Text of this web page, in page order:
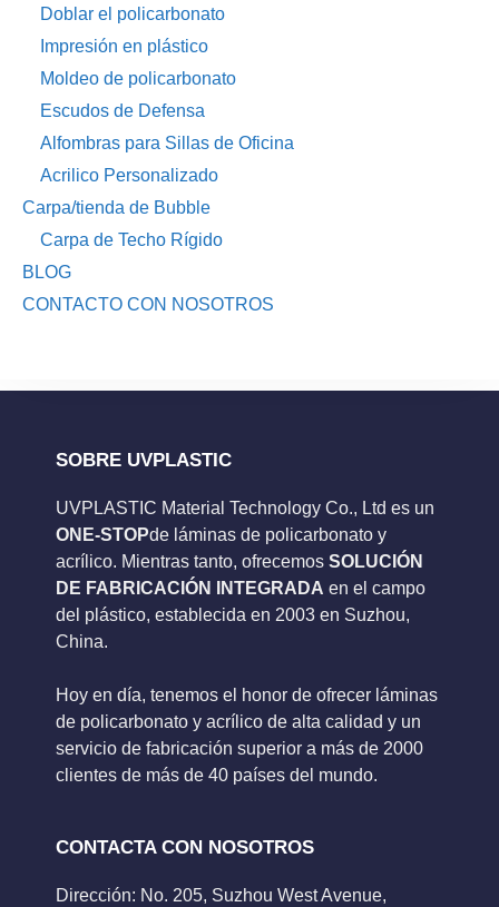
Doblar el policarbonato
Impresión en plástico
Moldeo de policarbonato
Escudos de Defensa
Alfombras para Sillas de Oficina
Acrilico Personalizado
Carpa/tienda de Bubble
Carpa de Techo Rígido
BLOG
CONTACTO CON NOSOTROS
SOBRE UVPLASTIC
UVPLASTIC Material Technology Co., Ltd es un
ONE-STOPde láminas de policarbonato y
acrílico. Mientras tanto, ofrecemos SOLUCIÓN
DE FABRICACIÓN INTEGRADA en el campo
del plástico, establecida en 2003 en Suzhou,
China.
Hoy en día, tenemos el honor de ofrecer láminas
de policarbonato y acrílico de alta calidad y un
servicio de fabricación superior a más de 2000
clientes de más de 40 países del mundo.
CONTACTA CON NOSOTROS
Dirección: No. 205, Suzhou West Avenue,